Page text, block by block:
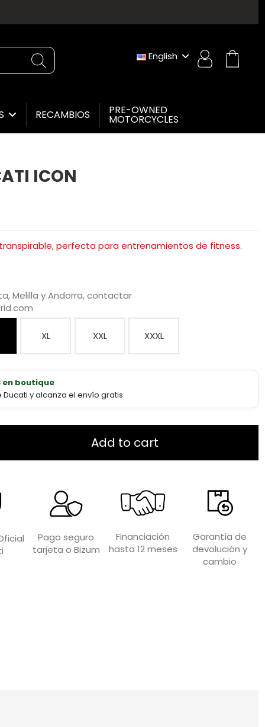
English
RECAMBIOS PRE-OWNED
MOTORCYCLES
ICON
perfecta para entrenamientos de fitness.
Melilla y Andorra, contactar
XL XXL XXXL
en boutique
y alcanza el envío gratis.
Add to cart
Pago seguro
tarjeta o Bizum
Financiación
hasta 12 meses
Garantía de
devolución y
cambio